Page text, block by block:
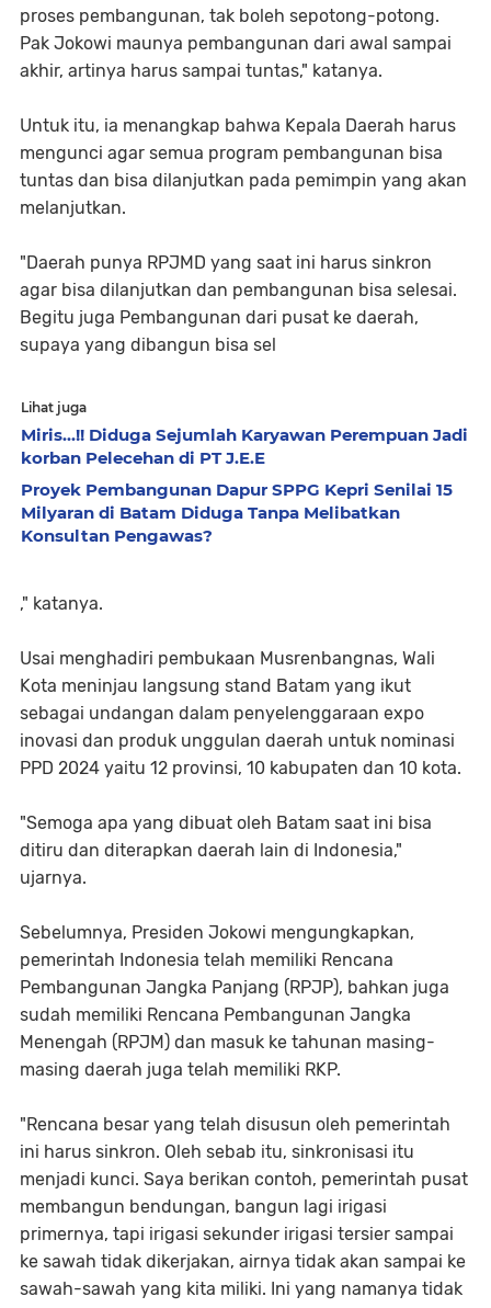
proses pembangunan, tak boleh sepotong-potong.
Pak Jokowi maunya pembangunan dari awal sampai
akhir, artinya harus sampai tuntas," katanya.
Untuk itu, ia menangkap bahwa Kepala Daerah harus
mengunci agar semua program pembangunan bisa
tuntas dan bisa dilanjutkan pada pemimpin yang akan
melanjutkan.
"Daerah punya RPJMD yang saat ini harus sinkron
agar bisa dilanjutkan dan pembangunan bisa selesai.
Begitu juga Pembangunan dari pusat ke daerah,
supaya yang dibangun bisa sel
Lihat juga
Miris...!! Diduga Sejumlah Karyawan Perempuan Jadi
korban Pelecehan di PT J.E.E
Proyek Pembangunan Dapur SPPG Kepri Senilai 15
Milyaran di Batam Diduga Tanpa Melibatkan
Konsultan Pengawas?
," katanya.
Usai menghadiri pembukaan Musrenbangnas, Wali
Kota meninjau langsung stand Batam yang ikut
sebagai undangan dalam penyelenggaraan expo
inovasi dan produk unggulan daerah untuk nominasi
PPD 2024 yaitu 12 provinsi, 10 kabupaten dan 10 kota.
"Semoga apa yang dibuat oleh Batam saat ini bisa
ditiru dan diterapkan daerah lain di Indonesia,"
ujarnya.
Sebelumnya, Presiden Jokowi mengungkapkan,
pemerintah Indonesia telah memiliki Rencana
Pembangunan Jangka Panjang (RPJP), bahkan juga
sudah memiliki Rencana Pembangunan Jangka
Menengah (RPJM) dan masuk ke tahunan masing-
masing daerah juga telah memiliki RKP.
"Rencana besar yang telah disusun oleh pemerintah
ini harus sinkron. Oleh sebab itu, sinkronisasi itu
menjadi kunci. Saya berikan contoh, pemerintah pusat
membangun bendungan, bangun lagi irigasi
primernya, tapi irigasi sekunder irigasi tersier sampai
ke sawah tidak dikerjakan, airnya tidak akan sampai ke
sawah-sawah yang kita miliki. Ini yang namanya tidak